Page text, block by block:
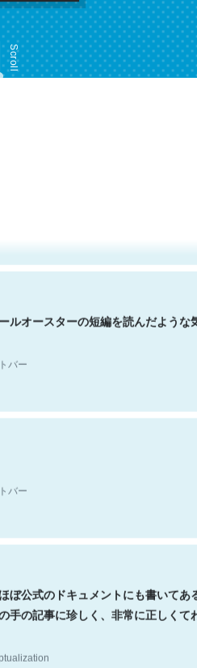
Scroll
凄く思う。英語少しでも読める人
Go. Then Covid hit. Shit.
バー
ルオースターの短編を読んだような
バー
バー
ぼ公式のドキュメントにも書いてあ
手の記事に珍しく、非常に正しくて